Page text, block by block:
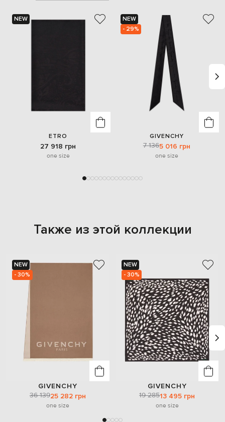
NEW
ETRO
27 918 грн
one size
NEW
- 29%
GIVENCHY
7 1365 016 грн
one size
Также из этой коллекции
NEW
- 30%
GIVENCHY
36 13925 282 грн
one size
NEW
- 30%
GIVENCHY
19 28513 495 грн
one size